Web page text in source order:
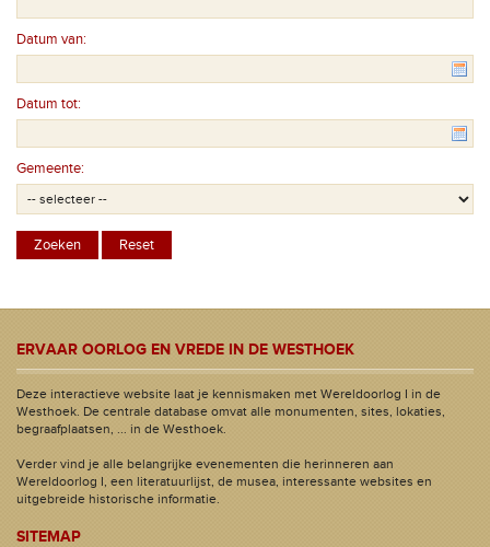
Datum van:
Datum tot:
Gemeente:
ERVAAR OORLOG EN VREDE IN DE WESTHOEK
Deze interactieve website laat je kennismaken met Wereldoorlog I in de
Westhoek. De centrale database omvat alle monumenten, sites, lokaties,
begraafplaatsen, ... in de Westhoek.
Verder vind je alle belangrijke evenementen die herinneren aan
Wereldoorlog I, een literatuurlijst, de musea, interessante websites en
uitgebreide historische informatie.
SITEMAP